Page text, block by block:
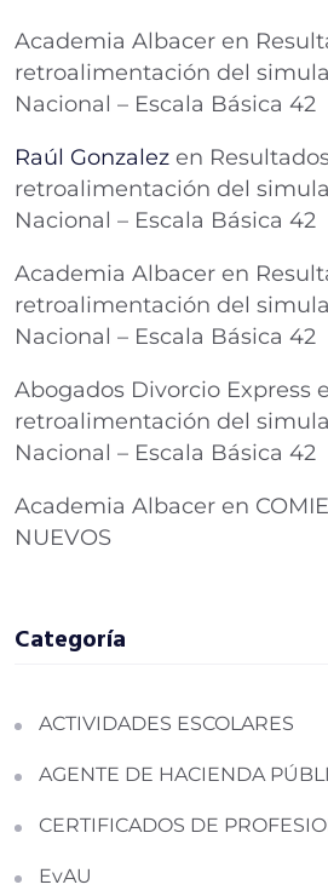
Academia Albacer en
retroalimentación del
Nacional – Escala Básica 42
Raúl Gonzalez en
retroalimentación del
Nacional – Escala Básica 42
Academia Albacer en
retroalimentación del
Nacional – Escala Básica 42
Abogados Divorcio Express
retroalimentación del
Nacional – Escala Básica 42
Academia Albacer en
NUEVOS
Categoría
ACTIVIDADES ESCOLARES
AGENTE DE HACIENDA
CERTIFICADOS DE
EvAU